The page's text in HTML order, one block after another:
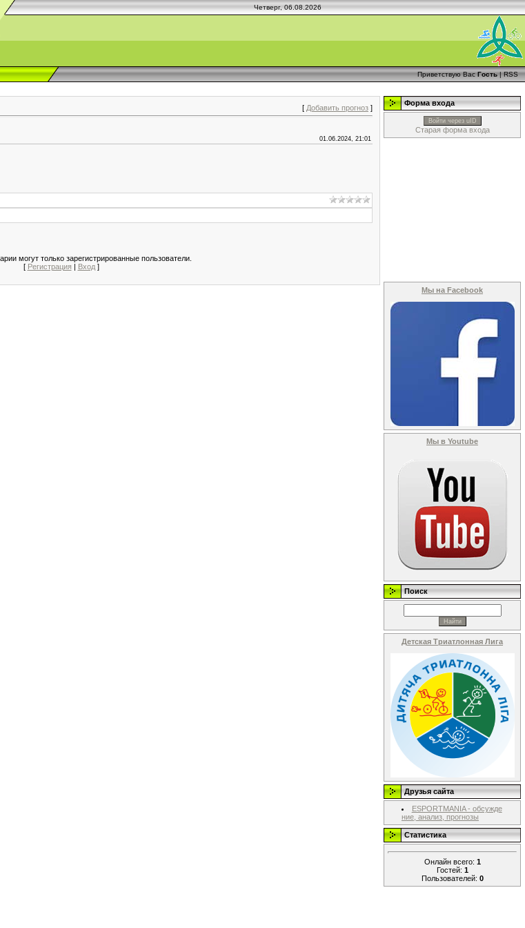
Четверг, 06.08.2026
Приветствую Вас Гость|RSS
[ Добавить прогноз ]
01.06.2024, 21:01
могут только зарегистрированные пользователи.
[ Регистрация | Вход]
Форма входа
Войти через uID
Старая форма входа
Мы на Facebook
Мы в Youtube
Поиск
Детская Триатлонная Лига
Друзья сайта
ESPORTMANIA - обсужде
ние, анализ, прогнозы
Статистика
Онлайн всего: 1
Гостей: 1
Пользователей: 0